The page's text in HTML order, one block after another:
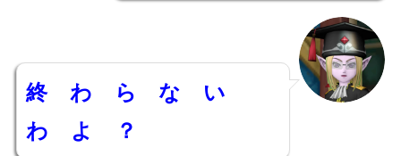
終 わ ら な い
わ よ ？